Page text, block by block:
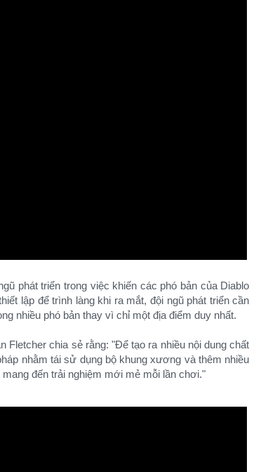
phát triển trong việc khiến các phó bản của Diablo
lập để trình làng khi ra mắt, đội ngũ phát triển cần
nhiều phó bản thay vì chỉ một địa điểm duy nhất.
Fletcher chia sẻ rằng: "Để tạo ra nhiều nội dung chất
nhằm tái sử dụng bộ khung xương và thêm nhiều
đến trải nghiệm mới mẻ mỗi lần chơi."